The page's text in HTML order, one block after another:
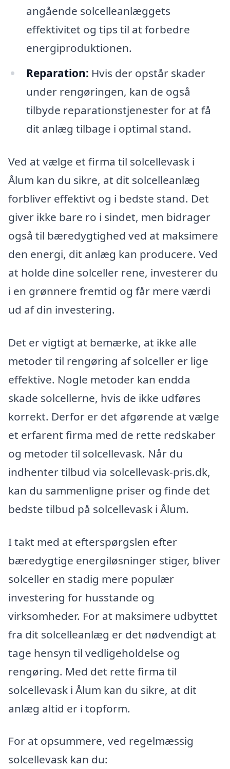
angående solcelleanlæggets
effektivitet og tips til at forbedre
energiproduktionen.
Reparation: Hvis der opstår skader
under rengøringen, kan de også
tilbyde reparationstjenester for at få
dit anlæg tilbage i optimal stand.
Ved at vælge et firma til solcellevask i
Ålum kan du sikre, at dit solcelleanlæg
forbliver effektivt og i bedste stand. Det
giver ikke bare ro i sindet, men bidrager
også til bæredygtighed ved at maksimere
den energi, dit anlæg kan producere. Ved
at holde dine solceller rene, investerer du
i en grønnere fremtid og får mere værdi
ud af din investering.
Det er vigtigt at bemærke, at ikke alle
metoder til rengøring af solceller er lige
effektive. Nogle metoder kan endda
skade solcellerne, hvis de ikke udføres
korrekt. Derfor er det afgørende at vælge
et erfarent firma med de rette redskaber
og metoder til solcellevask. Når du
indhenter tilbud via solcellevask-pris.dk,
kan du sammenligne priser og finde det
bedste tilbud på solcellevask i Ålum.
I takt med at efterspørgslen efter
bæredygtige energiløsninger stiger, bliver
solceller en stadig mere populær
investering for husstande og
virksomheder. For at maksimere udbyttet
fra dit solcelleanlæg er det nødvendigt at
tage hensyn til vedligeholdelse og
rengøring. Med det rette firma til
solcellevask i Ålum kan du sikre, at dit
anlæg altid er i topform.
For at opsummere, ved regelmæssig
solcellevask kan du: